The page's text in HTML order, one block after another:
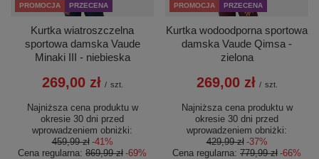
PROMOCJA PRZECENA
Kurtka wiatroszczelna
sportowa damska Vaude
Minaki III - niebieska
269,00 zł / szt.
Najniższa cena produktu w
okresie 30 dni przed
wprowadzeniem obniżki:
459,99 zł -41%
Cena regularna: 869,99 zł -69%
PROMOCJA PRZECENA
Kurtka wodoodporna sportowa
damska Vaude Qimsa -
zielona
269,00 zł / szt.
Najniższa cena produktu w
okresie 30 dni przed
wprowadzeniem obniżki:
429,99 zł -37%
Cena regularna: 779,99 zł -66%